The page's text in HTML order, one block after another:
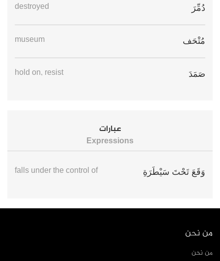
دُمِّرَ destroyed
مُتْحَف museum
صَمَدَ hold on, resist
عبارات
Expressions
وَقَعَ تَحْتَ سَيْطَرَةِ falls under the control of
من نحن
من نحن